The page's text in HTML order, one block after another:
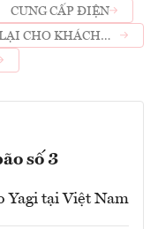
CUNG CẤP ĐIỆN
CHO KHÁCH
số 3
Yagi tại Việt Nam